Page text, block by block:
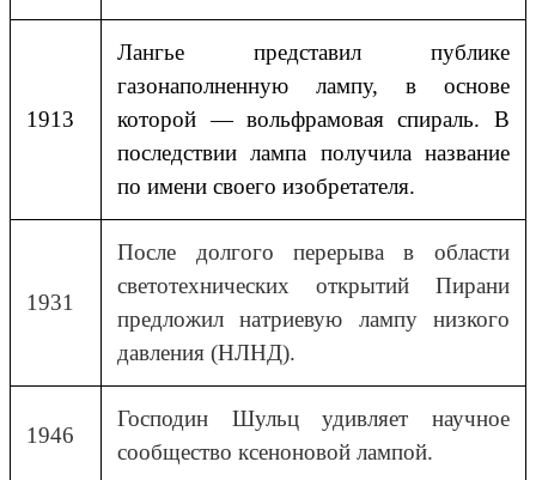
1913
Лангье представил публике
газонаполненную лампу, в основе
которой — вольфрамовая спираль. В
последствии лампа получила название
по имени своего изобретателя.
1931
После долгого перерыва в области
светотехнических открытий Пирани
предложил натриевую лампу низкого
давления (НЛНД).
1946
Господин Шульц удивляет научное
сообщество ксеноновой лампой.